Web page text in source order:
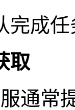
完成
取
通常